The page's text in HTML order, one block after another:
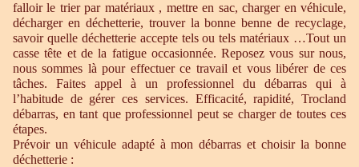
falloir le trier par matériaux , mettre en sac, charger en véhicule,
décharger en déchetterie, trouver la bonne benne de recyclage,
savoir quelle déchetterie accepte tels ou tels matériaux …Tout un
casse tête et de la fatigue occasionnée. Reposez vous sur nous,
nous sommes là pour effectuer ce travail et vous libérer de ces
tâches. Faites appel à un professionnel du débarras qui à
l’habitude de gérer ces services. Efficacité, rapidité, Trocland
débarras, en tant que professionnel peut se charger de toutes ces
étapes.
Prévoir un véhicule adapté à mon débarras et choisir la bonne
déchetterie :